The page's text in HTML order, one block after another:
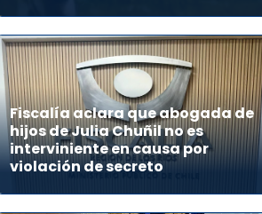
Fiscalía aclara que abogada de
hijos de Julia Chuñil no es
interviniente en causa por
violación de secreto